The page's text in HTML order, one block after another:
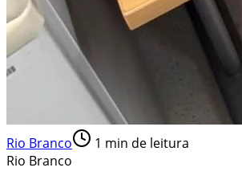
Rio Branco 1 min de leitura
Rio Branco